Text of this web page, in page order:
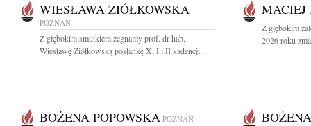
WIESŁAWA ZIÓŁKOWSKA
POZNAŃ
Z głębokim smutkiem żegnamy prof. dr hab.
Wiesławę Ziółkowską posłankę X, I i II kadencji...
Z głębokim
2026 roku
BOŻENA POPOWSKA POZNAŃ